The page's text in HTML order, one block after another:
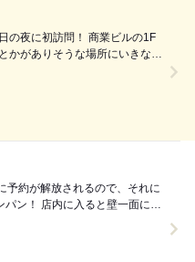
問！ 商業ビルの1F
かがありそうな場所にいきなり